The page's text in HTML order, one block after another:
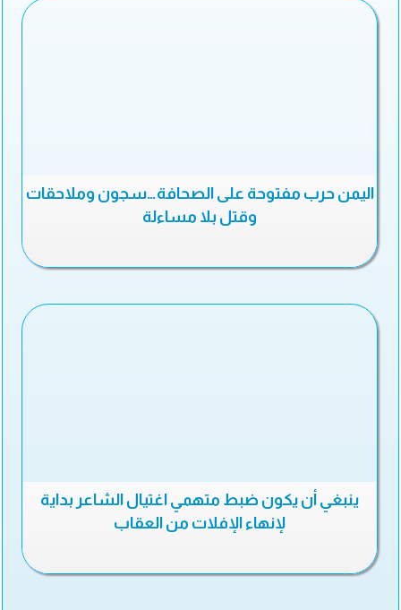
اليمن حرب مفتوحة على الصحافة…سجون وملاحقات
وقتل بلا مساءلة
ينبغي أن يكون ضبط متهمي اغتيال الشاعر بداية
لإنهاء الإفلات من العقاب